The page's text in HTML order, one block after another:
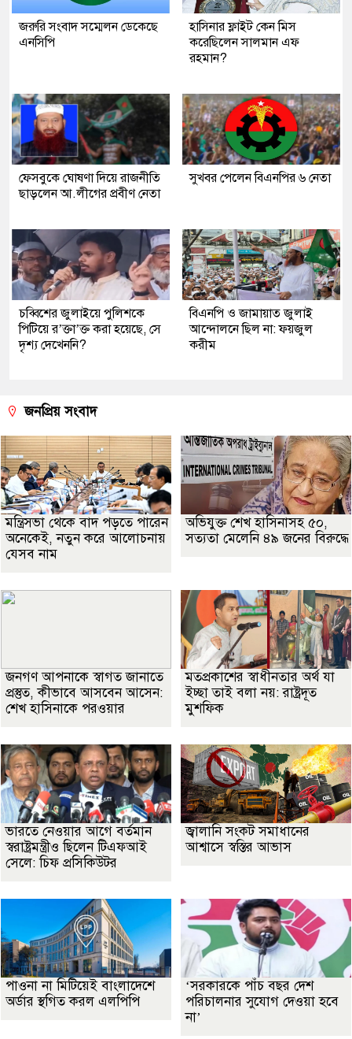
জরুরি সংবাদ সম্মেলন ডেকেছে
এনসিপি
হাসিনার ফ্লাইট কেন মিস
করেছিলেন সালমান এফ
রহমান?
ফেসবুকে ঘোষণা দিয়ে রাজনীতি
ছাড়লেন আ.লীগের প্রবীণ নেতা
সুখবর পেলেন বিএনপির ৬ নেতা
চব্বিশের জুলাইয়ে পুলিশকে
পিটিয়ে র’ক্তা’ক্ত করা হয়েছে, সে
দৃশ্য দেখেননি?
বিএনপি ও জামায়াত জুলাই
আন্দোলনে ছিল না: ফয়জুল
করীম
জনপ্রিয় সংবাদ
মন্ত্রিসভা থেকে বাদ পড়তে পারেন
অনেকেই, নতুন করে আলোচনায়
যেসব নাম
অভিযুক্ত শেখ হাসিনাসহ ৫০,
সত্যতা মেলেনি ৪৯ জনের বিরুদ্ধে
জনগণ আপনাকে স্বাগত জানাতে
প্রস্তুত, কীভাবে আসবেন আসেন:
শেখ হাসিনাকে পরওয়ার
মতপ্রকাশের স্বাধীনতার অর্থ যা
ইচ্ছা তাই বলা নয়: রাষ্ট্রদূত
মুশফিক
ভারতে নেওয়ার আগে বর্তমান
স্বরাষ্ট্রমন্ত্রীও ছিলেন টিএফআই
সেলে: চিফ প্রসিকিউটর
জ্বালানি সংকট সমাধানের
আশ্বাসে স্বস্তির আভাস
পাওনা না মিটিয়েই বাংলাদেশে
অর্ডার স্থগিত করল এলপিপি
‘সরকারকে পাঁচ বছর দেশ
পরিচালনার সুযোগ দেওয়া হবে
না’